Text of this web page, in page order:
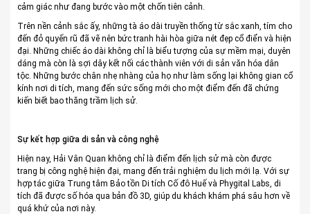
cảm giác như đang bước vào một chốn tiên cảnh.
Trên nền cảnh sắc ấy, những tà áo dài truyền thống từ sắc xanh, tím cho
đến đỏ quyến rũ đã vẽ nên bức tranh hài hòa giữa nét đẹp cổ điển và hiện
đại. Những chiếc áo dài không chỉ là biểu tượng của sự mềm mại, duyên
dáng mà còn là sợi dây kết nối các thành viên với di sản văn hóa dân
tộc. Những bước chân nhẹ nhàng của họ như làm sống lại không gian cổ
kính nơi di tích, mang đến sức sống mới cho một điểm đến đã chứng
kiến biết bao thăng trầm lịch sử.
Sự kết hợp giữa di sản và công nghệ
Hiện nay, Hải Vân Quan không chỉ là điểm đến lịch sử mà còn được
trang bị công nghệ hiện đại, mang đến trải nghiệm du lịch mới lạ. Với sự
hợp tác giữa Trung tâm Bảo tồn Di tích Cố đô Huế và Phygital Labs, di
tích đã được số hóa qua bản đồ 3D, giúp du khách khám phá sâu hơn về
quá khứ của nơi này.